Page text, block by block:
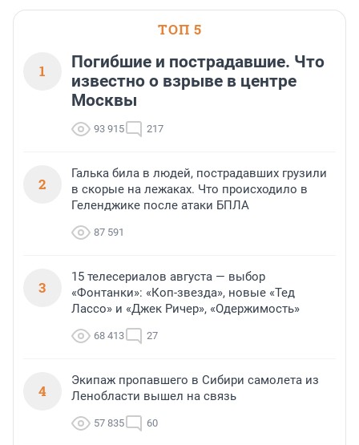
ТОП 5
1
Погибшие и пострадавшие. Что
известно о взрыве в центре
Москвы
93 915 217
2
Галька била в людей, пострадавших грузили
в скорые на лежаках. Что происходило в
Геленджике после атаки БПЛА
87 591
3
15 телесериалов августа — выбор
«Фонтанки»: «Коп-звезда», новые «Тед
Лассо» и «Джек Ричер», «Одержимость»
68 413 27
4
Экипаж пропавшего в Сибири самолета из
Ленобласти вышел на связь
57 835 60